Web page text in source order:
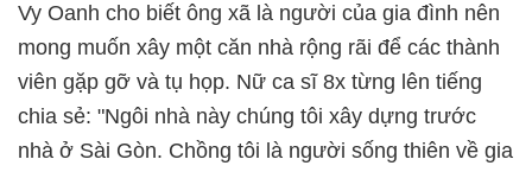
Vy Oanh cho biết ông xã là người của gia đình nên
mong muốn xây một căn nhà rộng rãi để các thành
viên gặp gỡ và tụ họp. Nữ ca sĩ 8x từng lên tiếng
chia sẻ: "Ngôi nhà này chúng tôi xây dựng trước
nhà ở Sài Gòn. Chồng tôi là người sống thiên về gia